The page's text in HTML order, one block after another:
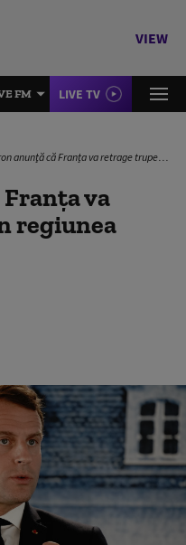
VIEW
FM LIVE TV
anunţă că Franța va retrage trupele din regiunea Sahel
va
regiunea